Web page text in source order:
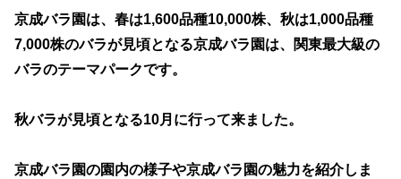
京成バラ園は、春は1,600品種10,000株、秋は1,000品種
7,000株のバラが見頃となる京成バラ園は、関東最大級の
バラのテーマパークです。
秋バラが見頃となる10月に行って来ました。
京成バラ園の園内の様子や京成バラ園の魅力を紹介しま